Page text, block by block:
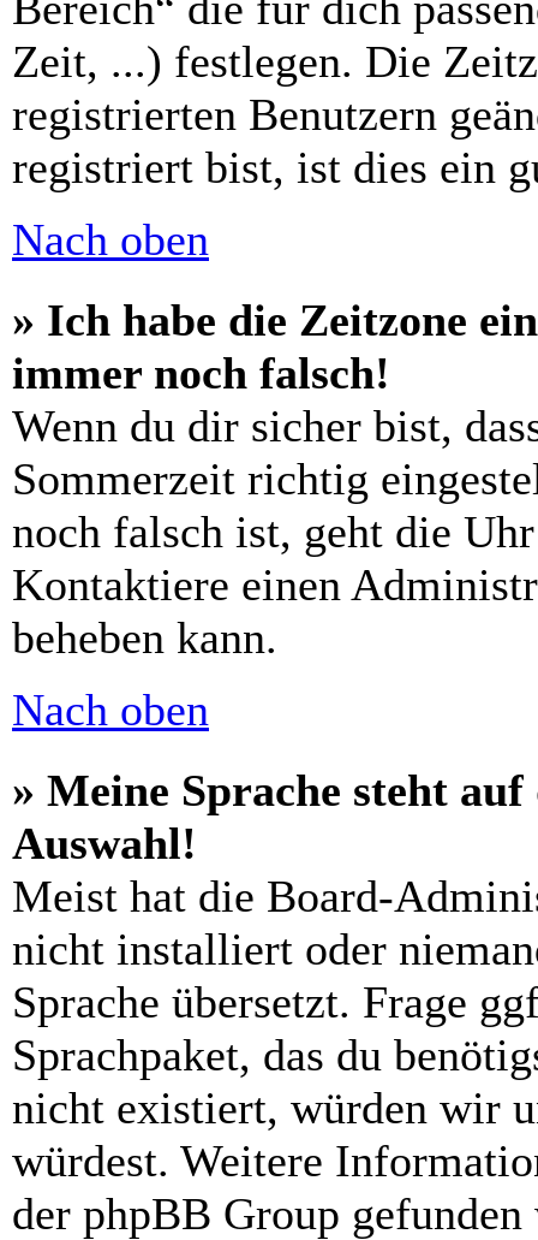
Zeit, ...) festlegen. Die
registrierten Benutzern
registriert bist, ist dies ein
Nach oben
» Ich habe die Zeitzone
immer noch falsch!
Wenn du dir sicher bist,
Sommerzeit richtig
noch falsch ist, geht die
Kontaktiere einen
beheben kann.
Nach oben
» Meine Sprache steht
Auswahl!
Meist hat die Board-
nicht installiert oder
Sprache übersetzt. Frage
Sprachpaket, das du
nicht existiert, würden wir
würdest. Weitere
der phpBB Group